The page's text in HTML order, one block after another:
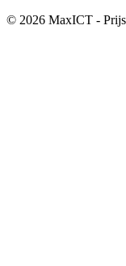
© 2026 MaxICT -